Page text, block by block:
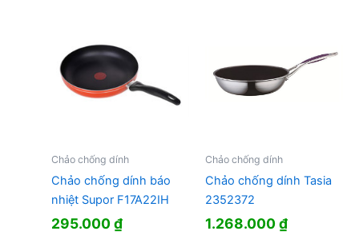
Chảo chống dính
Chảo chống dính báo
nhiệt Supor F17A22IH
295.000₫
Chảo chống dính
Chảo chống dính Tasia
2352372
1.268.000₫